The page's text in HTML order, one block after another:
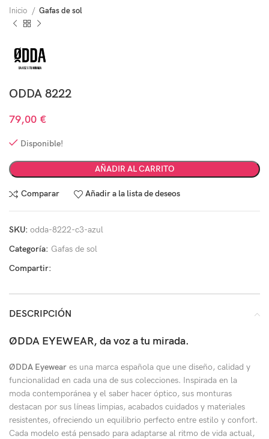
Inicio Gafas de sol
ODDA 8222
79,00 €
Disponible!
AÑADIR AL CARRITO
Comparar Añadir a la lista de deseos
SKU: odda-8222-c3-azul
Categoría: Gafas de sol
Compartir:
DESCRIPCIÓN
ØDDA EYEWEAR, da voz a tu mirada.
ØDDA Eyewear es una marca española que une diseño, calidad y
funcionalidad en cada una de sus colecciones. Inspirada en la
moda contemporánea y el saber hacer óptico, sus monturas
destacan por sus líneas limpias, acabados cuidados y materiales
resistentes, ofreciendo un equilibrio perfecto entre estilo y confort.
Cada modelo está pensado para adaptarse al ritmo de vida actual,